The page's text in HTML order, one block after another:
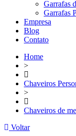
Garrafas
Garrafas
Empresa
Blog
Contato
Home
>
Chaveiros
>
Chaveiros de
Voltar